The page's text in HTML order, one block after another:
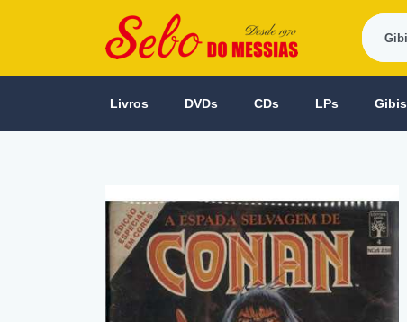
Livros DVDs CDs LPs Gibis